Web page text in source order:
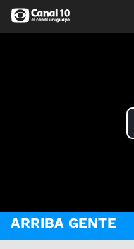
ARRIBA GENTE